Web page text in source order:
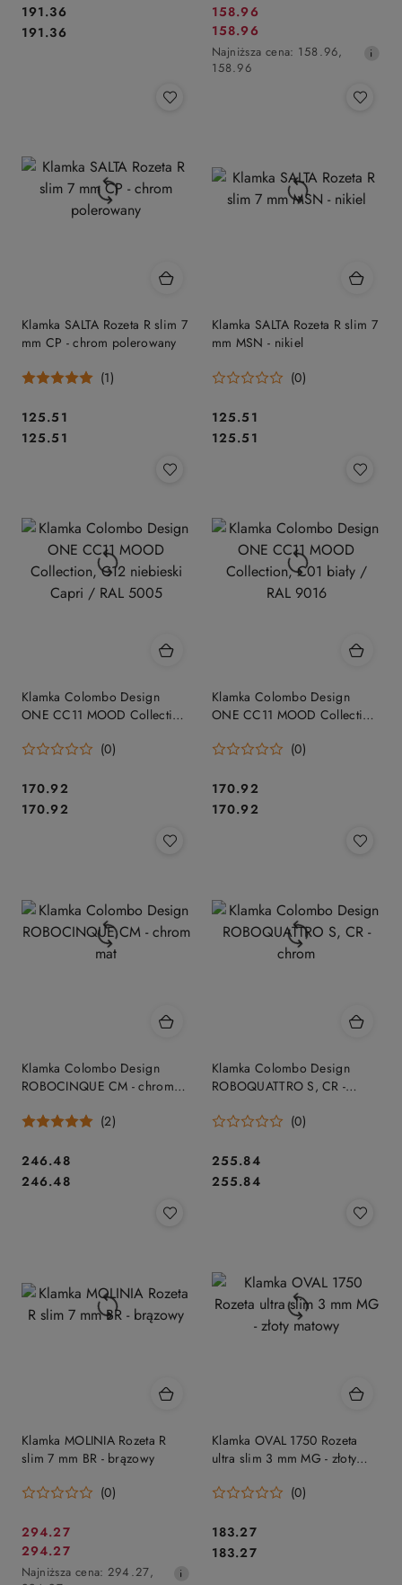
Cena:
191.36
Cena:
191.36
Cena
promocyjna:
158.96
Cena
promocyjna:
158.96
Najniższa
cena
Najniższa cena: 158.96,
158.96
Klamka SALTA Rozeta R slim 7
mm CP - chrom polerowany
(1)
Cena:
125.51
Cena:
125.51
Klamka SALTA Rozeta R slim 7
mm MSN - nikiel
(0)
Cena:
125.51
Cena:
125.51
Klamka Colombo Design
ONE CC11 MOOD Collection,
5005
(0)
Cena:
170.92
Cena:
170.92
Klamka Colombo Design
ONE CC11 MOOD Collection,
(0)
Cena:
170.92
Cena:
170.92
Klamka Colombo Design
ROBOCINQUE CM - chrom
(2)
Cena:
246.48
Cena:
246.48
Klamka Colombo Design
ROBOQUATTRO S, CR -
(0)
Cena:
255.84
Cena:
255.84
Klamka MOLINIA Rozeta R
slim 7 mm BR - brązowy
(0)
Cena
promocyjna:
294.27
Cena
promocyjna:
294.27
Najniższa
Najniższa cena: 294.27,
Klamka OVAL 1750 Rozeta
ultra slim 3 mm MG - złoty
(0)
Cena:
183.27
Cena:
183.27